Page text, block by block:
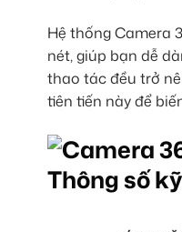
Hệ thống Camera
nét, giúp bạn dễ
thao tác đều trở
tiên tiến này để
Thông số